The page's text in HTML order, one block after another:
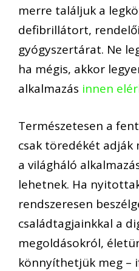
merre találjuk a
defibrillátort,
gyógyszertárat. Ne
ha mégis, akkor
alkalmazás innen
Természetesen a
csak töredékét adják
a világháló
lehetnek. Ha
rendszeresen
családtagjainkkal a
megoldásokról,
könnyíthetjük meg –